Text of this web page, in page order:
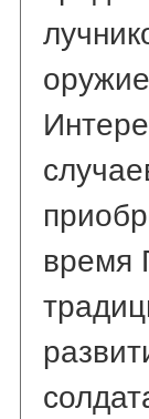
время